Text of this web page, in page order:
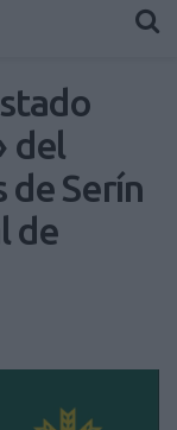
del
de Serín
de